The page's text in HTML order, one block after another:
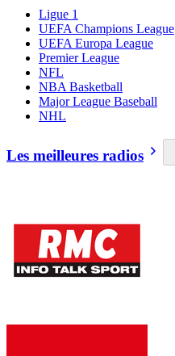
Ligue 1
UEFA Champions League
UEFA Europa League
Premier League
NFL
NBA Basketball
Major League Baseball
NHL
Les meilleures radios